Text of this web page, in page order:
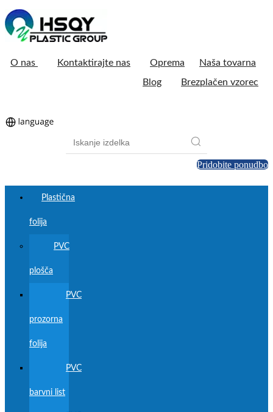
O nas Kontaktirajte nas Oprema
Naša tovarna
Blog
Brezplačen vzorec
Pridobite ponudbo
Plastična
folija
PVC
plošča
PVC
prozorna
folija
PVC
barvni list